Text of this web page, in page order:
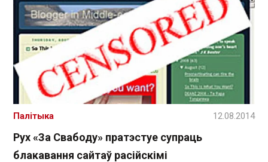
Рух «За Свабоду» пратэстуе супраць
блакавання сайтаў расійскімі
Палітыка 12.08.2014